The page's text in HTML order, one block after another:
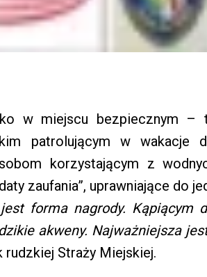
w miejscu bezpiecznym –
patrolującym w wakacje
korzystającym z
zaufania”, uprawniające do
forma nagrody. Kąpiącym
akweny. Najważniejsza
rudzkiej Straży Miejskiej.